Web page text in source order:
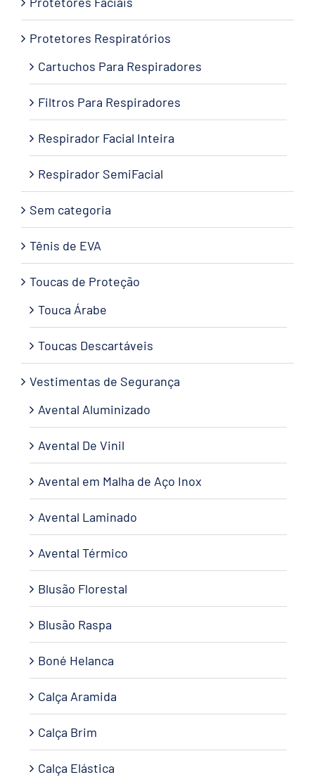
Protetores Respiratórios
Cartuchos Para Respiradores
Filtros Para Respiradores
Respirador Facial Inteira
Respirador SemiFacial
Sem categoria
Tênis de EVA
Toucas de Proteção
Touca Árabe
Toucas Descartáveis
Vestimentas de Segurança
Avental Aluminizado
Avental De Vinil
Avental em Malha de Aço Inox
Avental Laminado
Avental Térmico
Blusão Florestal
Blusão Raspa
Boné Helanca
Calça Aramida
Calça Brim
Calça Elástica